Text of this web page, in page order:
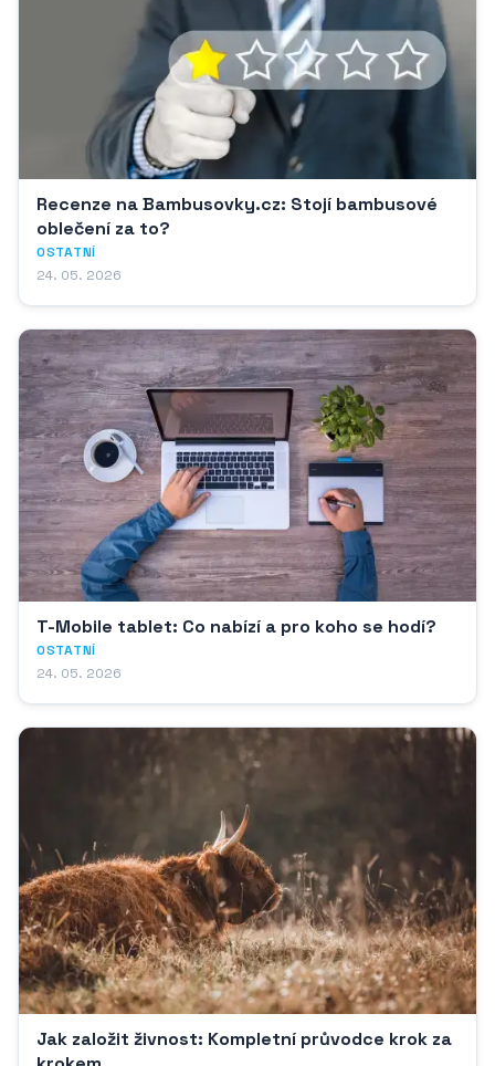
Recenze na Bambusovky.cz: Stojí bambusové
oblečení za to?
OSTATNÍ
24. 05. 2026
T-Mobile tablet: Co nabízí a pro koho se hodí?
OSTATNÍ
24. 05. 2026
Jak založit živnost: Kompletní průvodce krok za